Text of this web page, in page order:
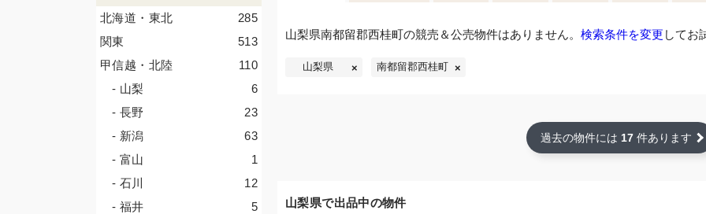
山梨県南都留郡西桂町の競売＆公売物件はありません。 検索条件を変更 してお
山梨県 南都留郡西桂町
過去の物件には 17 件あります
山梨県で出品中の物件
285
北海道・東北
513
関東
110
甲信越・北陸
6
- 山梨
23
- 長野
63
- 新潟
1
- 富山
12
- 石川
5
- 福井